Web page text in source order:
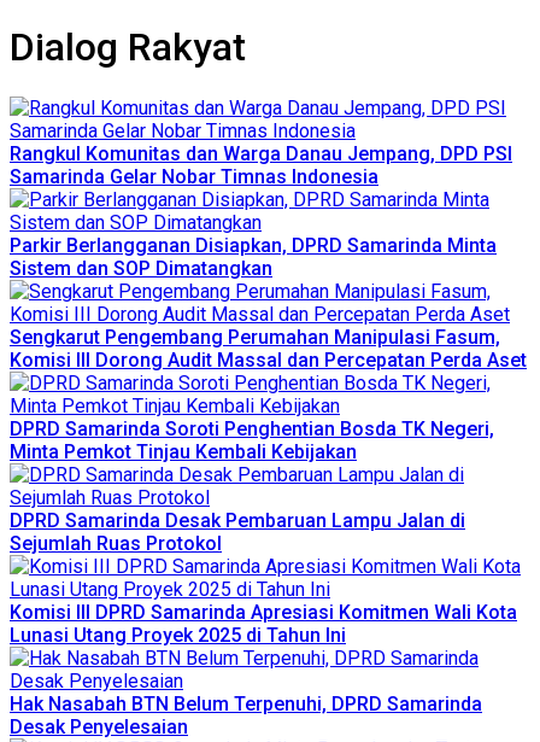
Dialog Rakyat
Rangkul Komunitas dan Warga Danau Jempang, DPD PSI
Samarinda Gelar Nobar Timnas Indonesia
Parkir Berlangganan Disiapkan, DPRD Samarinda Minta
Sistem dan SOP Dimatangkan
Sengkarut Pengembang Perumahan Manipulasi Fasum,
Komisi III Dorong Audit Massal dan Percepatan Perda Aset
DPRD Samarinda Soroti Penghentian Bosda TK Negeri,
Minta Pemkot Tinjau Kembali Kebijakan
DPRD Samarinda Desak Pembaruan Lampu Jalan di
Sejumlah Ruas Protokol
Komisi III DPRD Samarinda Apresiasi Komitmen Wali Kota
Lunasi Utang Proyek 2025 di Tahun Ini
Hak Nasabah BTN Belum Terpenuhi, DPRD Samarinda
Desak Penyelesaian